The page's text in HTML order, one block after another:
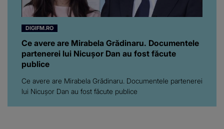
DIGIFM.RO
Ce avere are Mirabela Grădinaru. Documentele
partenerei lui Nicușor Dan au fost făcute
publice
Ce avere are Mirabela Grădinaru. Documentele partenerei
lui Nicușor Dan au fost făcute publice